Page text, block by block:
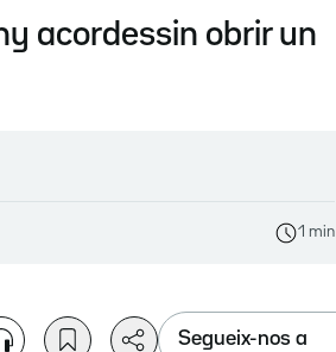
acordessin obrir un
1 min
Segueix-nos a